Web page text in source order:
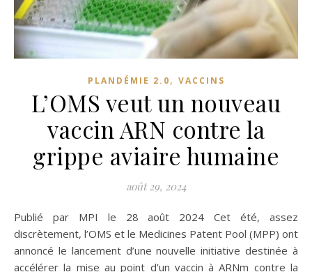
PLANDÉMIE 2.0, VACCINS
L’OMS veut un nouveau
vaccin ARN contre la
grippe aviaire humaine
août 29, 2024
Publié par MPI le 28 août 2024 Cet été, assez
discrètement, l’OMS et le Medicines Patent Pool (MPP) ont
annoncé le lancement d’une nouvelle initiative destinée à
accélérer la mise au point d’un vaccin à ARNm contre la